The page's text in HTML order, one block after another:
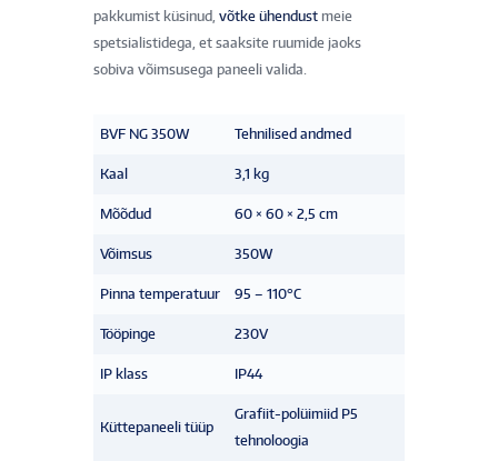
pakkumist küsinud, võtke ühendust meie
spetsialistidega, et saaksite ruumide jaoks
sobiva võimsusega paneeli valida.
BVF NG 350W Tehnilised andmed
Kaal 3,1 kg
Mõõdud 60 × 60 × 2,5 cm
Võimsus 350W
Pinna temperatuur 95 – 110°C
Tööpinge 230V
IP klass IP44
Küttepaneeli tüüp
Grafiit-polüimiid P5
tehnoloogia